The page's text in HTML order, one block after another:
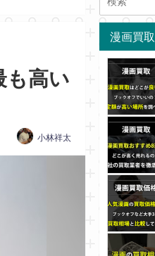
も高い
小林祥太
漫画買取